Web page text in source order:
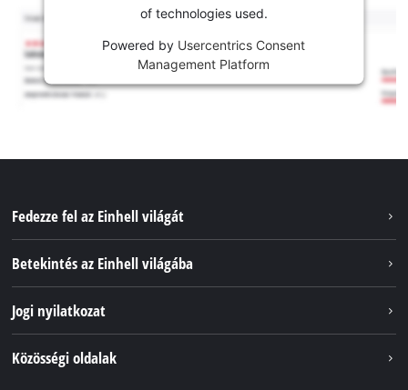
of technologies used.
Powered by Usercentrics Consent
Management Platform
Fedezze fel az Einhell világát
Betekintés az Einhell világába
Az Einhell világszerte
Jogi nyilatkozat
Közösségi oldalak